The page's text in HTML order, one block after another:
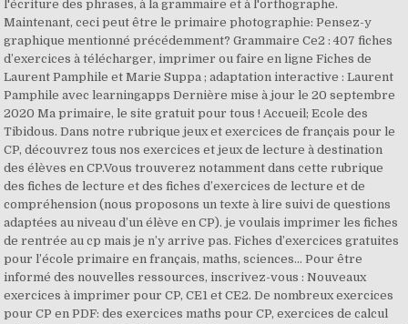
l'écriture des phrases, à la grammaire et à l'orthographe.
Maintenant, ceci peut être le primaire photographie: Pensez-y
graphique mentionné précédemment? Grammaire Ce2 : 407 fiches
d’exercices à télécharger, imprimer ou faire en ligne Fiches de
Laurent Pamphile et Marie Suppa ; adaptation interactive : Laurent
Pamphile avec learningapps Dernière mise à jour le 20 septembre
2020 Ma primaire, le site gratuit pour tous ! Accueil; Ecole des
Tibidous. Dans notre rubrique jeux et exercices de français pour le
CP, découvrez tous nos exercices et jeux de lecture à destination
des élèves en CP.Vous trouverez notamment dans cette rubrique
des fiches de lecture et des fiches d’exercices de lecture et de
compréhension (nous proposons un texte à lire suivi de questions
adaptées au niveau d’un élève en CP). je voulais imprimer les fiches
de rentrée au cp mais je n’y arrive pas. Fiches d’exercices gratuites
pour l’école primaire en français, maths, sciences... Pour être
informé des nouvelles ressources, inscrivez-vous : Nouveaux
exercices à imprimer pour CP, CE1 et CE2. De nombreux exercices
pour CP en PDF: des exercices maths pour CP, exercices de calcul